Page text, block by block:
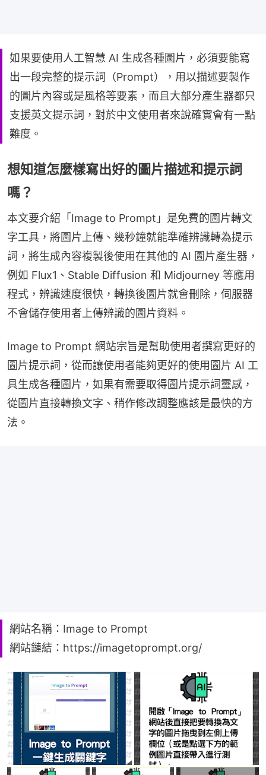
如果要使用人工智慧 AI 生成各種圖片，必須要能寫
出一段完整的提示詞（Prompt），用以描述要製作
的圖片內容或是風格等要素，而且大部分產生器都只
支援英文提示詞，對於中文使用者來說確實會有一點
難度。
想知道怎麼樣寫出好的圖片描述和提示詞
嗎？
本文要介紹「Image to Prompt」是免費的圖片轉文
字工具，將圖片上傳、幾秒鐘就能準確辨識轉為提示
詞，將生成內容複製後使用在其他的 AI 圖片產生器，
例如 Flux1、Stable Diffusion 和 Midjourney 等應用
程式，辨識速度很快，轉換後圖片就會刪除，伺服器
不會儲存使用者上傳辨識的圖片資料。
Image to Prompt 網站宗旨是幫助使用者撰寫更好的
圖片提示詞，從而讓使用者能夠更好的使用圖片 AI 工
具生成各種圖片，如果有需要取得圖片提示詞靈感，
從圖片直接轉換文字、稍作修改調整應該是最快的方
法。
網站名稱：Image to Prompt
網站鏈結：https://imagetoprompt.org/